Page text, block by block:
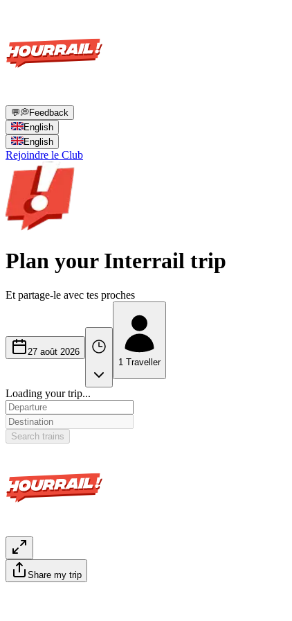
💬💭Feedback
English
English
Rejoindre le Club
Plan your Interrail trip
Et partage-le avec tes proches
27 août 2026
1 Traveller
Loading your trip...
Search trains
Share my trip